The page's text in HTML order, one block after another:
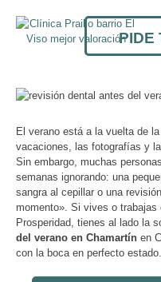
contenido
PIDE
El verano está a la vuelta de
vacaciones, las fotografías y
Sin embargo, muchas
semanas ignorando: una
sangra al cepillar o una
momento». Si vives o
Prosperidad, tienes al lado la
del verano en Chamartín en
con la boca en perfecto estado.
de
entradas